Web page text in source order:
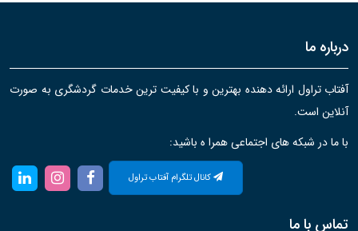
درباره ما
آفتاب تراول ارائه دهنده بهترین و با کیفیت ترین خدمات گردشگری به صورت
آنلاین است.
با ما در شبکه های اجتماعی همرا ه باشید:
کانال تلگرام آفتاب تراول
تماس با ما